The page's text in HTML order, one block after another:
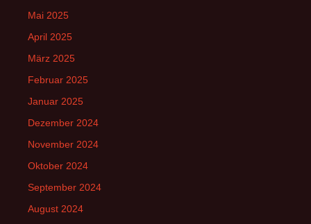
Mai 2025
April 2025
März 2025
Februar 2025
Januar 2025
Dezember 2024
November 2024
Oktober 2024
September 2024
August 2024